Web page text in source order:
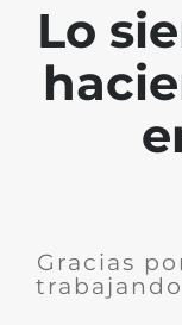
Lo
Gracias